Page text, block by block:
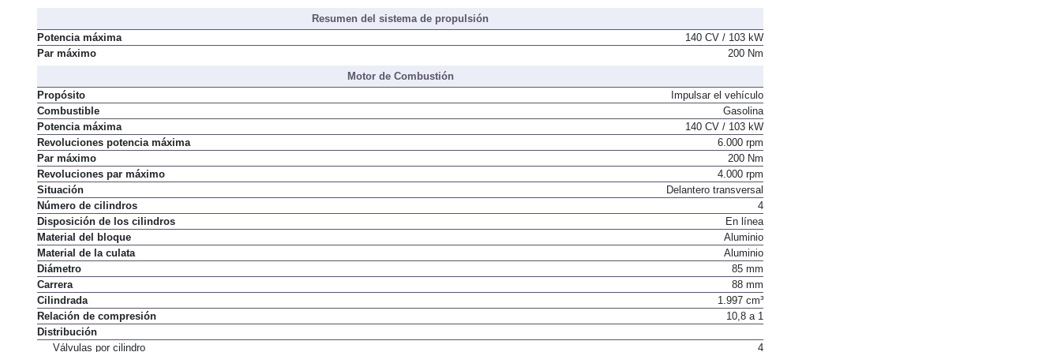
Resumen del sistema de propulsión
Potencia máxima
140 CV / 103 kW
Motor de Combustión
Propósito
Impulsar el vehículo
Combustible
Gasolina
Potencia máxima
140 CV / 103 kW
Revoluciones potencia máxima
6.000 rpm
Par máximo
200 Nm
Revoluciones par máximo
4.000 rpm
Situación
Delantero transversal
Número de cilindros
4
Disposición de los cilindros
En línea
Material del bloque
Aluminio
Material de la culata
Aluminio
Diámetro
85 mm
Carrera
88 mm
Cilindrada
1.997 cm³
Relación de compresión
Distribución